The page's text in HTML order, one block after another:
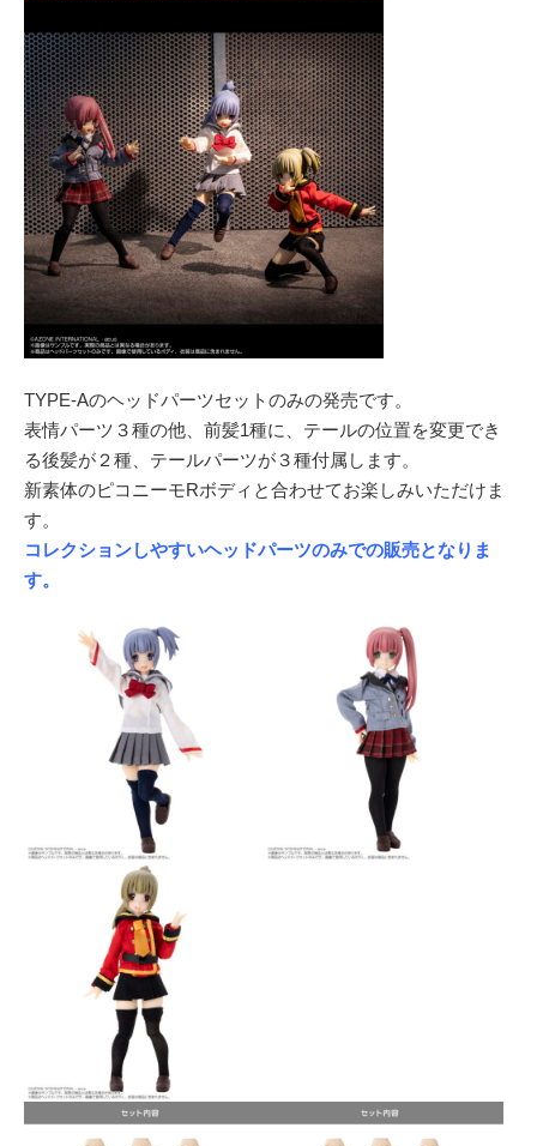
TYPE-Aのヘッドパーツセットのみの発売です。
表情パーツ３種の他、前髪1種に、テールの位置を変更でき
る後髪が２種、テールパーツが３種付属します。
新素体のピコニーモRボディと合わせてお楽しみいただけま
す。
コレクションしやすいヘッドパーツのみでの販売となりま
す。